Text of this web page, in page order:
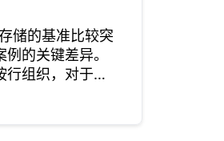
储的基准比较突
的关键差异。
行组织，对于需
集型应用程